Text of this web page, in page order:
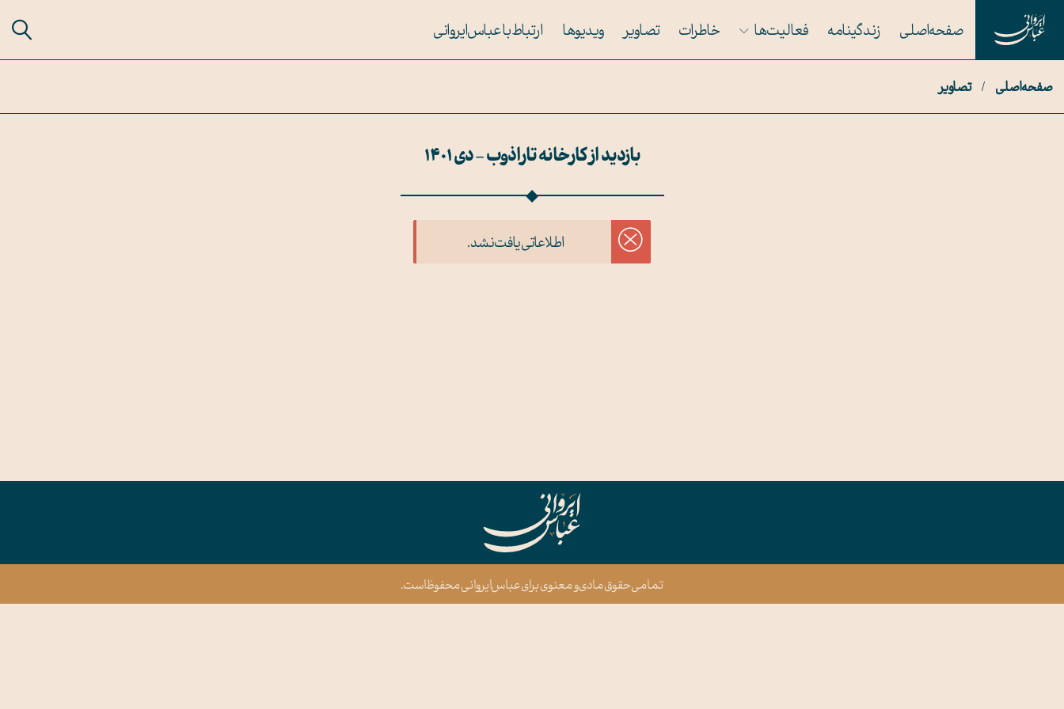
صفحه اصلی زندگینامه فعالیت‌ها خاطرات تصاویر ویدیوها ارتباط با عباس ایروانی
صفحه اصلی / تصاویر
بازدید از کارخانه تاراذوب - دی 1401
اطلاعاتی یافت نشد.
تمامی حقوق مادی و معنوی برای عباس ایروانی محفوظ است.